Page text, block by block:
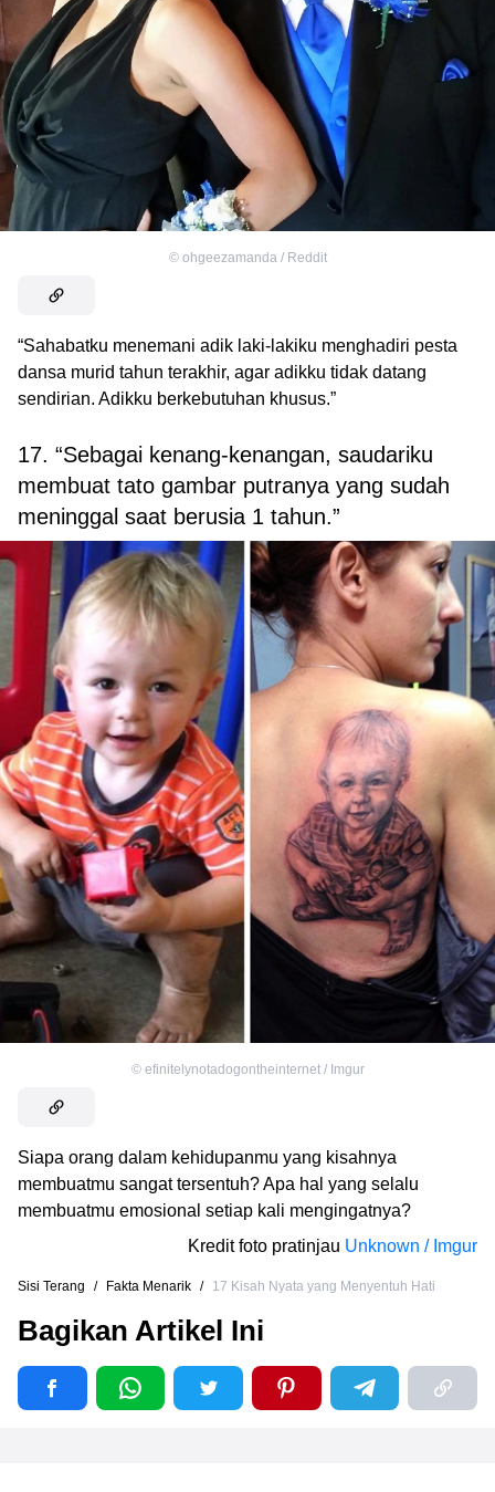
© ohgeezamanda / Reddit
“Sahabatku menemani adik laki-lakiku menghadiri pesta
dansa murid tahun terakhir, agar adikku tidak datang
sendirian. Adikku berkebutuhan khusus.”
17. “Sebagai kenang-kenangan, saudariku
membuat tato gambar putranya yang sudah
meninggal saat berusia 1 tahun.”
© efinitelynotadogontheinternet / Imgur
Siapa orang dalam kehidupanmu yang kisahnya
membuatmu sangat tersentuh? Apa hal yang selalu
membuatmu emosional setiap kali mengingatnya?
Kredit foto pratinjau Unknown / Imgur
Sisi Terang / Fakta Menarik / 17 Kisah Nyata yang Menyentuh Hati
Bagikan Artikel Ini